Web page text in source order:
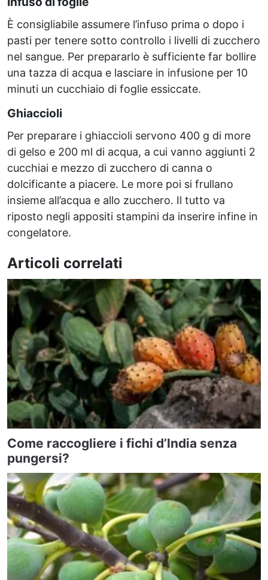
È consigliabile assumere l’infuso prima o dopo i
pasti per tenere sotto controllo i livelli di zucchero
nel sangue. Per prepararlo è sufficiente far bollire
una tazza di acqua e lasciare in infusione per 10
minuti un cucchiaio di foglie essiccate.
Ghiaccioli
Per preparare i ghiaccioli servono 400 g di more
di gelso e 200 ml di acqua, a cui vanno aggiunti 2
cucchiai e mezzo di zucchero di canna o
dolcificante a piacere. Le more poi si frullano
insieme all’acqua e allo zucchero. Il tutto va
riposto negli appositi stampini da inserire infine in
congelatore.
Articoli correlati
Come raccogliere i fichi d’India senza
pungersi?